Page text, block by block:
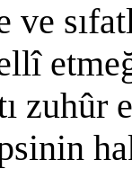
ve